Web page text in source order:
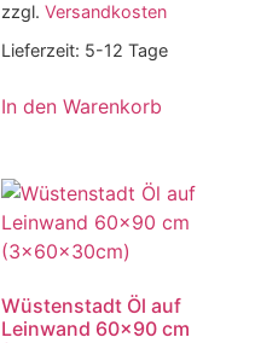
zzgl. Versandkosten
Lieferzeit: 5-12 Tage
In den Warenkorb
Wüstenstadt Öl auf
Leinwand 60×90 cm